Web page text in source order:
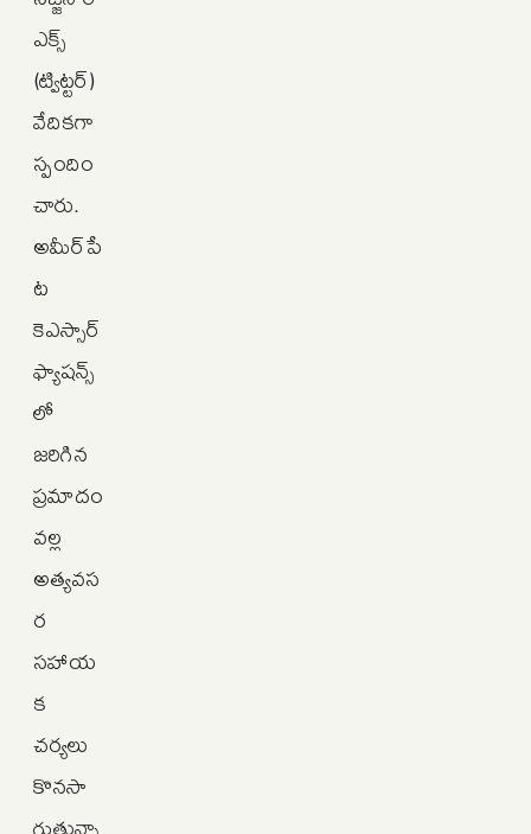
ఎక్స్
(ట్విట్టర్)
వేదికగా
స్పందిం
చారు.
అమీర్‌పే
ట
కెఎస్సార్
ఫ్యాషన్స్‌
లో
జరిగిన
ప్రమాదం
వల్ల
అత్యవస
ర
సహాయ
క
చర్యలు
కొనసా